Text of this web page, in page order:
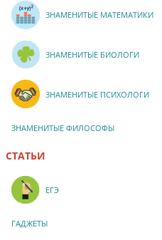
ЗНАМЕНИТЫЕ МАТЕМАТИКИ
ЗНАМЕНИТЫЕ БИОЛОГИ
ЗНАМЕНИТЫЕ ПСИХОЛОГИ
ЗНАМЕНИТЫЕ ФИЛОСОФЫ
СТАТЬИ
ЕГЭ
ГАДЖЕТЫ